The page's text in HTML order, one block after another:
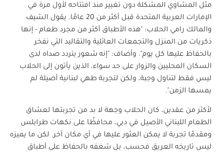
مثل المشاوي المشكلة دون تغيير منذ افتتاحه لأول مرة في
الإمارات العربية المتحدة قبل أكثر من 20 عامًا. يقول الشيف
والمالك رامي الحلاب: "هذه الأطباق أكثر من مجرد طعام - إنها
ذكريات من المنزل والتجمعات العائلية والتقاليد التي نفخر
بالحفاظ عليها كل يوم". وأضاف: "إنه شعور يتردد صداه لدى
السكان المحليين والزوار على حد سواء، الذين يأتون إلى الحلاب
ليس فقط لتناول وجبة، ولكن لتجربة طهي لبنانية أصيلة لم
يمسها الزمن ".
لأكثر من عقدين، كان الحلاب وجهة لا بد من تجربتها لعشاق
الطعام اللبناني الأصيل في دبي، محافظًا على نكهات طرابلس
ومقدمًا تجربة لا يمكن العثور عليها في أي مكان آخر. لكن ما يميزه
ليس تاريخه العريق فحسب، بل شغفه بالحفاظ على أطباق